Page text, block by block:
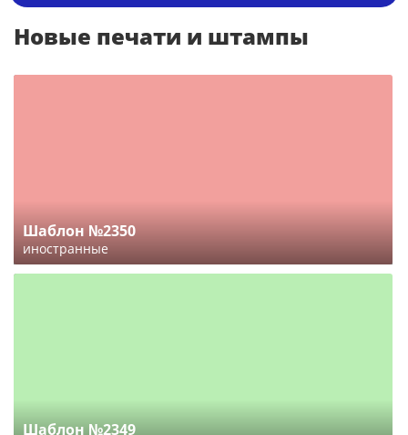
Новые печати и штампы
Шаблон №2350
иностранные
Шаблон №2349